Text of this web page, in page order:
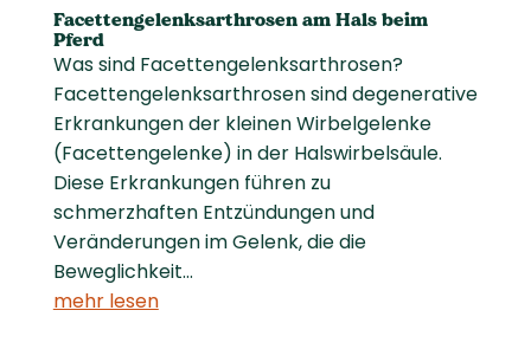
Facettengelenksarthrosen am Hals beim
Pferd
Was sind Facettengelenksarthrosen?
Facettengelenksarthrosen sind degenerative
Erkrankungen der kleinen Wirbelgelenke
(Facettengelenke) in der Halswirbelsäule.
Diese Erkrankungen führen zu
schmerzhaften Entzündungen und
Veränderungen im Gelenk, die die
Beweglichkeit...
mehr lesen